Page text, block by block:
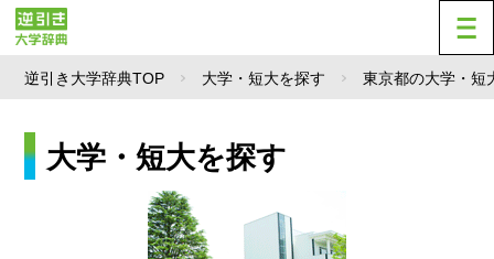
逆引き大学辞典TOP 大学・短大を探す 東京都の大学・短
大学・短大を探す